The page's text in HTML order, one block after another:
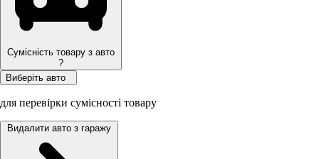
Сумісність товару з авто
?
Виберіть авто
для перевірки сумісності товару
Видалити авто з гаражу